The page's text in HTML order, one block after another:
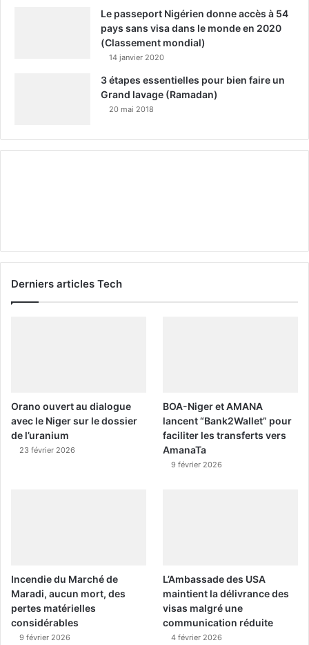
Le passeport Nigérien donne accès à 54
pays sans visa dans le monde en 2020
(Classement mondial)
14 janvier 2020
3 étapes essentielles pour bien faire un
Grand lavage (Ramadan)
20 mai 2018
Derniers articles Tech
Orano ouvert au dialogue
avec le Niger sur le dossier
de l’uranium
23 février 2026
BOA-Niger et AMANA
lancent “Bank2Wallet” pour
faciliter les transferts vers
AmanaTa
9 février 2026
Incendie du Marché de
Maradi, aucun mort, des
pertes matérielles
considérables
9 février 2026
L’Ambassade des USA
maintient la délivrance des
visas malgré une
communication réduite
4 février 2026